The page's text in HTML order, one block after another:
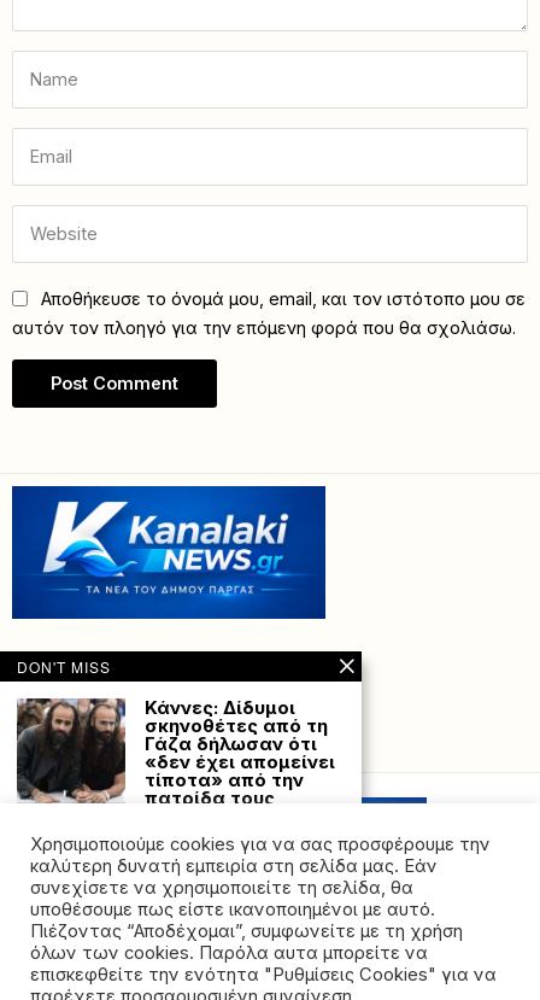
Αποθήκευσε το όνομά μου, email, και τον ιστότοπο μου σε
αυτόν τον πλοηγό για την επόμενη φορά που θα σχολιάσω.
Powered with by Hostville”)
©2026 - All rights reserved. Απαγορεύεται ρητά η
αναδημοσίευση χωρίς προηγούμενη έγγραφη άδεια
Χρησιμοποιούμε cookies για να σας προσφέρουμε την
καλύτερη δυνατή εμπειρία στη σελίδα μας. Εάν
συνεχίσετε να χρησιμοποιείτε τη σελίδα, θα
υποθέσουμε πως είστε ικανοποιημένοι με αυτό.
Πιέζοντας “Αποδέχομαι”, συμφωνείτε με τη χρήση
όλων των cookies. Παρόλα αυτα μπορείτε να
επισκεφθείτε την ενότητα "Ρυθμίσεις Cookies" για να
DON'T MISS
Κάννες: Δίδυμοι
σκηνοθέτες από τη
Γάζα δήλωσαν ότι
«δεν έχει απομείνει
τίποτα» από την
πατρίδα τους
από την Γάζα, Άραμπ και
Ταρζάν
Καλός ο καιρός
σήμερα, έως και 27
βαθμούς ο
υδράργυρος
Καλές καιρικές